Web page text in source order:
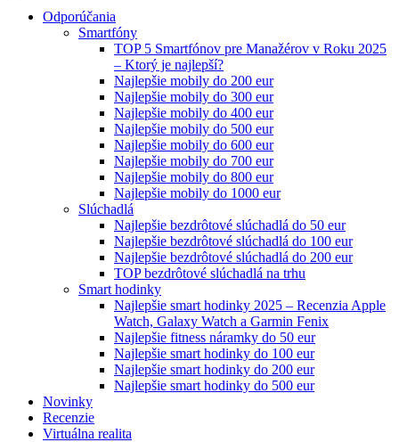
Odporúčania
Smartfóny
TOP 5 Smartfónov pre Manažérov v Roku 2025
– Ktorý je najlepší?
Najlepšie mobily do 200 eur
Najlepšie mobily do 300 eur
Najlepšie mobily do 400 eur
Najlepšie mobily do 500 eur
Najlepšie mobily do 600 eur
Najlepšie mobily do 700 eur
Najlepšie mobily do 800 eur
Najlepšie mobily do 1000 eur
Slúchadlá
Najlepšie bezdrôtové slúchadlá do 50 eur
Najlepšie bezdrôtové slúchadlá do 100 eur
Najlepšie bezdrôtové slúchadlá do 200 eur
TOP bezdrôtové slúchadlá na trhu
Smart hodinky
Najlepšie smart hodinky 2025 – Recenzia Apple
Watch, Galaxy Watch a Garmin Fenix
Najlepšie fitness náramky do 50 eur
Najlepšie smart hodinky do 100 eur
Najlepšie smart hodinky do 200 eur
Najlepšie smart hodinky do 500 eur
Novinky
Recenzie
Virtuálna realita